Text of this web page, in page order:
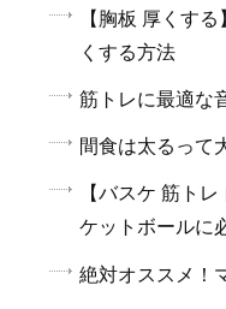
【胸板 厚くす
くする方法
筋トレに最適な
間食は太るって
【バスケ 筋ト
ケットボールに
絶対オススメ！